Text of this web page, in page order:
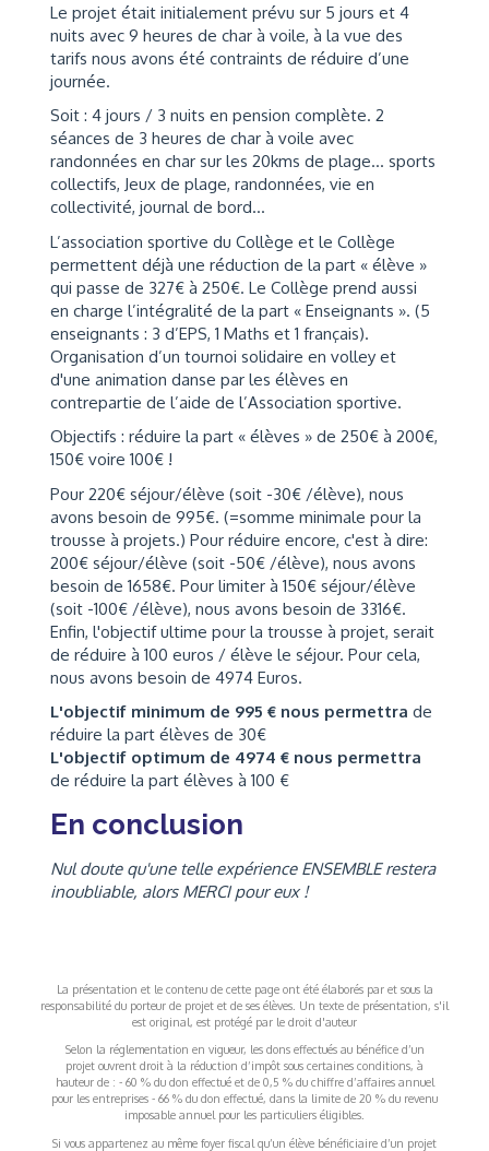
Le projet était initialement prévu sur 5 jours et 4
nuits avec 9 heures de char à voile, à la vue des
tarifs nous avons été contraints de réduire d’une
journée.
Soit : 4 jours / 3 nuits en pension complète. 2
séances de 3 heures de char à voile avec
randonnées en char sur les 20kms de plage… sports
collectifs, Jeux de plage, randonnées, vie en
collectivité, journal de bord…
L’association sportive du Collège et le Collège
permettent déjà une réduction de la part « élève »
qui passe de 327€ à 250€. Le Collège prend aussi
en charge l’intégralité de la part « Enseignants ». (5
enseignants : 3 d’EPS, 1 Maths et 1 français).
Organisation d’un tournoi solidaire en volley et
d'une animation danse par les élèves en
contrepartie de l’aide de l’Association sportive.
Objectifs : réduire la part « élèves » de 250€ à 200€,
150€ voire 100€ !
Pour 220€ séjour/élève (soit -30€ /élève), nous
avons besoin de 995€. (=somme minimale pour la
trousse à projets.) Pour réduire encore, c'est à dire:
200€ séjour/élève (soit -50€ /élève), nous avons
besoin de 1658€. Pour limiter à 150€ séjour/élève
(soit -100€ /élève), nous avons besoin de 3316€.
Enfin, l'objectif ultime pour la trousse à projet, serait
de réduire à 100 euros / élève le séjour. Pour cela,
nous avons besoin de 4974 Euros.
L'objectif minimum de 995 € nous permettra de
réduire la part élèves de 30€
L'objectif optimum de 4974 € nous permettra
de réduire la part élèves à 100 €
En conclusion
Nul doute qu'une telle expérience ENSEMBLE restera
inoubliable, alors MERCI pour eux !
La présentation et le contenu de cette page ont été élaborés par et sous la
responsabilité du porteur de projet et de ses élèves. Un texte de présentation, s'il
est original, est protégé par le droit d'auteur
Selon la réglementation en vigueur, les dons effectués au bénéfice d’un
projet ouvrent droit à la réduction d’impôt sous certaines conditions, à
hauteur de : - 60 % du don effectué et de 0,5 % du chiffre d’affaires annuel
pour les entreprises - 66 % du don effectué, dans la limite de 20 % du revenu
imposable annuel pour les particuliers éligibles.
Si vous appartenez au même foyer fiscal qu’un élève bénéficiaire d’un projet